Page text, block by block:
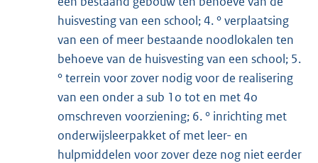
huisvesting van een school; 4. ° verplaatsing
van een of meer bestaande noodlokalen ten
behoeve van de huisvesting van een school; 5.
° terrein voor zover nodig voor de realisering
van een onder a sub 1o tot en met 4o
omschreven voorziening; 6. ° inrichting met
onderwijsleerpakket of met leer- en
hulpmiddelen voor zover deze nog niet eerder